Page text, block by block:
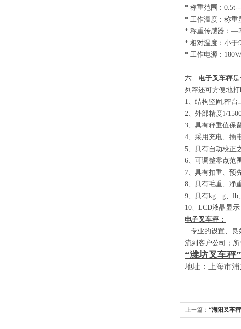
* 称重范围：
* 工作温度：称重
* 称重传感器：
* 相对温度：小于
* 工作电源：
六、 电子叉车秤是
列秤还可方便地
1、结构坚固 ,秤台
2、外部精度1/
3、具有秤重值保
4、采用充电、插
5、具有自动校正
6、可调整零点范
7、具有扣重、预
8、具有毛重、净
9、具有kg、 g、 lb
10、 LCD液晶显示
电子叉车秤：
专业的设置、良
流到客户公司；
“潍坊叉车秤”
地址：上海市浦
上一篇： “海阳叉车